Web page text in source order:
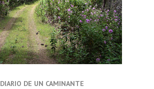
DIARIO DE UN CAMINANTE